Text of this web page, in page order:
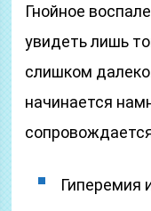
Гнойное
увидеть лишь
слишком
начинается
Гиперемия